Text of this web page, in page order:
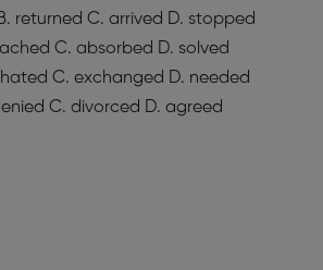
returned C. arrived D. stopped
C. absorbed D. solved
hated C. exchanged D. needed
C. divorced D. agreed